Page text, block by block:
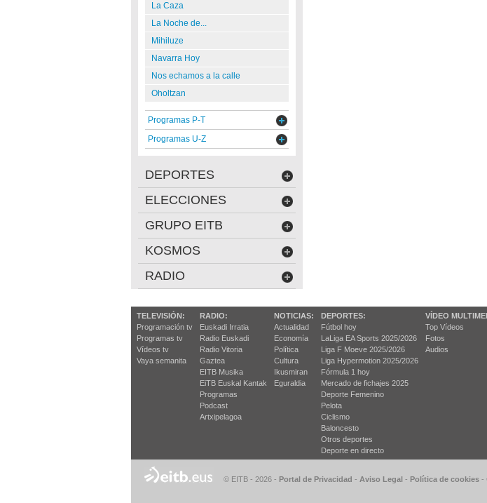
La Caza
La Noche de...
Mihiluze
Navarra Hoy
Nos echamos a la calle
Oholtzan
Programas P-T
Programas U-Z
DEPORTES
ELECCIONES
GRUPO EITB
KOSMOS
RADIO
TELEVISIÓN:
Programación tv
Programas tv
Vídeos tv
Vaya semanita
RADIO:
Euskadi Irratia
Radio Euskadi
Radio Vitoria
Gaztea
EITB Musika
EiTB Euskal Kantak
Programas
Podcast
Artxipelagoa
NOTICIAS:
Actualidad
Economía
Política
Cultura
Ikusmiran
Eguraldia
DEPORTES:
Fútbol hoy
LaLiga EA Sports 2025/2026
Liga F Moeve 2025/2026
Liga Hypermotion 2025/2026
Fórmula 1 hoy
Mercado de fichajes 2025
Deporte Femenino
Pelota
Ciclismo
Baloncesto
Otros deportes
Deporte en directo
VÍDEO
Top Vídeos
Fotos
Audios
© EITB - 2026 - Portal de Privacidad - Aviso Legal - Política de cookies -